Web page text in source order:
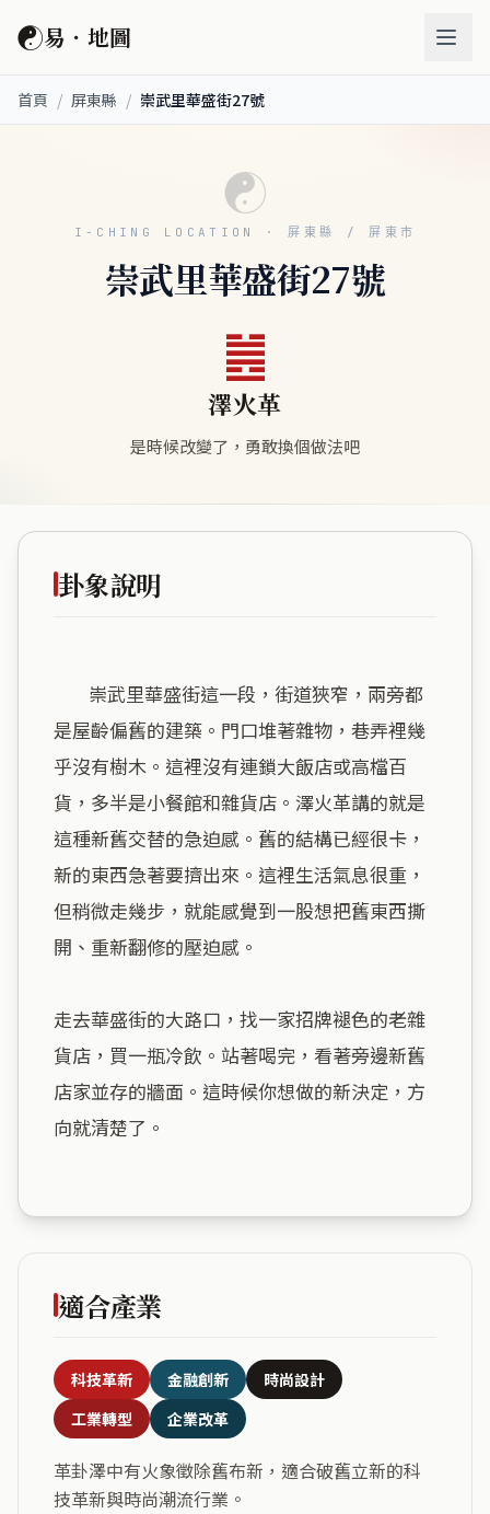
☯易．地圖
首頁 / 屏東縣 / 崇武里華盛街27號
☯
I-CHING LOCATION · 屏東縣 / 屏東市
崇武里華盛街27號
䷰
澤火革
是時候改變了，勇敢換個做法吧
卦象說明
是屋齡偏舊的建築。門口堆著雜物，巷弄裡幾
乎沒有樹木。這裡沒有連鎖大飯店或高檔百
貨，多半是小餐館和雜貨店。澤火革講的就是
這種新舊交替的急迫感。舊的結構已經很卡，
新的東西急著要擠出來。這裡生活氣息很重，
但稍微走幾步，就能感覺到一股想把舊東西撕
開、重新翻修的壓迫感。
走去華盛街的大路口，找一家招牌褪色的老雜
貨店，買一瓶冷飲。站著喝完，看著旁邊新舊
店家並存的牆面。這時候你想做的新決定，方
向就清楚了。
適合產業
科技革新 金融創新
時尚設計
工業轉型
企業改革
革卦澤中有火象徵除舊布新，適合破舊立新的科
技革新與時尚潮流行業。